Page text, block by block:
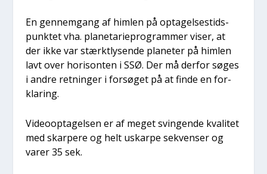
En gen­nem­gang af him­len på opta­gel­ses­tids­
punk­tet vha. pla­ne­ta­ri­e­pro­gram­mer viser, at
der ikke var stærkt­ly­sen­de pla­ne­ter på him­len
lavt over hori­son­ten i SSØ. Der må der­for søges
i andre ret­nin­ger i for­sø­get på at fin­de en for­
kla­ring.
Video­op­ta­gel­sen er af meget svin­gen­de kva­li­tet
med skar­pe­re og helt uskar­pe sekven­ser og
varer 35 sek.